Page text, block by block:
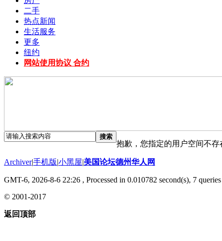
二手
热点新闻
生活服务
更多
纽约
网站使用协议 合约
搜索
抱歉，您指定的用户空间不存
Archiver|手机版|小黑屋|美国论坛德州华人网
GMT-6, 2026-8-6 22:26 , Processed in 0.010782 second(s), 7
© 2001-2017
返回顶部